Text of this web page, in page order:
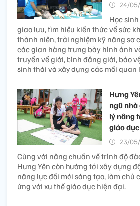
24/
Học
giao lưu, tìm hiểu kiến thức về sức
thành niên, trải nghiệm kỹ năng sơ
các gian hàng trưng bày hình ảnh
truyền về giới, bình đẳng giới, bảo
sinh thái và xây dựng các mối quan
Hưng
ngũ nhà
lý nâng
giáo dục
23/
Cùng với nâng chuẩn về trình độ
Hưng Yên còn hướng tới xây dựng
năng lực đổi mới sáng tạo, làm chủ
ứng với xu thế giáo dục hiện đại.